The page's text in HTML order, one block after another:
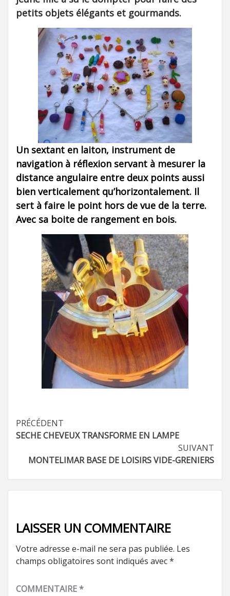
petits objets élégants et gourmands.
Un sextant en laiton, instrument de
navigation à réflexion servant à mesurer la
distance angulaire entre deux points aussi
bien verticalement qu’horizontalement. Il
sert à faire le point hors de vue de la terre.
Avec sa boite de rangement en bois.
Navigation
d’article
PRÉCÉDENT
SECHE CHEVEUX TRANSFORME EN LAMPE
SUIVANT
MONTELIMAR BASE DE LOISIRS VIDE-GRENIERS
LAISSER UN COMMENTAIRE
Votre adresse e-mail ne sera pas publiée. Les
champs obligatoires sont indiqués avec*
COMMENTAIRE*